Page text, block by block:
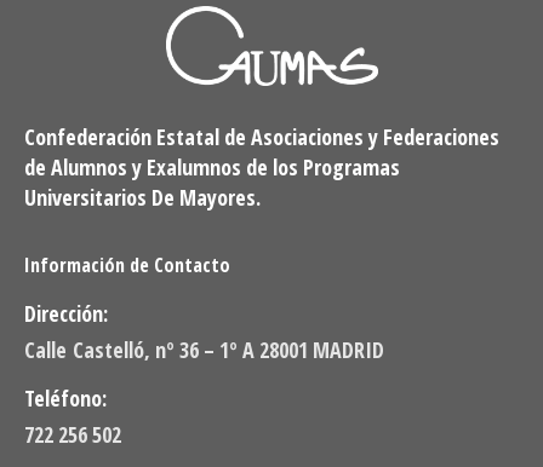
Confederación Estatal de Asociaciones y Federaciones
de Alumnos y Exalumnos de los Programas
Universitarios De Mayores.
Información de Contacto
Dirección:
Calle Castelló, nº 36 – 1º A 28001 MADRID
Teléfono:
722 256 502